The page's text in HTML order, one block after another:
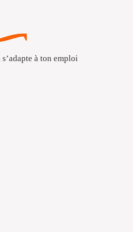
s’adapte à ton emploi